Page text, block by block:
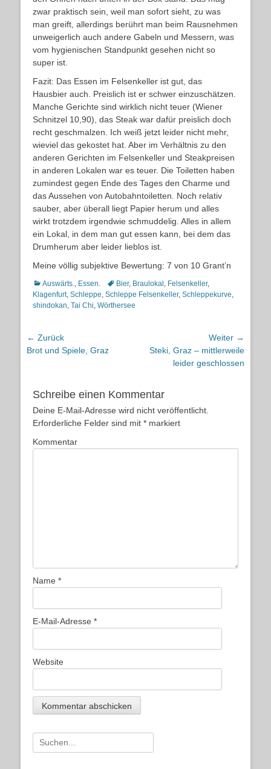
zwar praktisch sein, weil man sofort sieht, zu was
man greift, allerdings berührt man beim Rausnehmen
unweigerlich auch andere Gabeln und Messern, was
vom hygienischen Standpunkt gesehen nicht so
super ist.
Fazit: Das Essen im Felsenkeller ist gut, das
Hausbier auch. Preislich ist er schwer einzuschätzen.
Manche Gerichte sind wirklich nicht teuer (Wiener
Schnitzel 10,90), das Steak war dafür preislich doch
recht geschmalzen. Ich weiß jetzt leider nicht mehr,
wieviel das gekostet hat. Aber im Verhältnis zu den
anderen Gerichten im Felsenkeller und Steakpreisen
in anderen Lokalen war es teuer. Die Toiletten haben
zumindest gegen Ende des Tages den Charme und
das Aussehen von Autobahntoiletten. Noch relativ
sauber, aber überall liegt Papier herum und alles
wirkt trotzdem irgendwie schmuddelig. Alles in allem
ein Lokal, in dem man gut essen kann, bei dem das
Drumherum aber leider lieblos ist.
Meine völlig subjektive Bewertung: 7 von 10 Grant’n
Kategorien
Auswärts., Essen. Schlagworte
Bier, Braulokal , Felsenkeller,
Klagenfurt, Schleppe, Schleppe Felsenkeller, Schleppekurve,
shindokan, Tai Chi, Wörthersee
Beitragsnavigation
← Zurück
Vorheriger
Brot und Spiele, Graz
Weiter →
Nächster
Steki, Graz – mittlerweile
leider geschlossen
Schreibe einen Kommentar
Deine E-Mail-Adresse wird nicht veröffentlicht.
Erforderliche Felder sind mit * markiert
Kommentar
Name *
E-Mail-Adresse *
Website
Suche
nach: